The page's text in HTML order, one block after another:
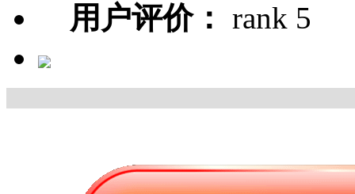
用户评价：